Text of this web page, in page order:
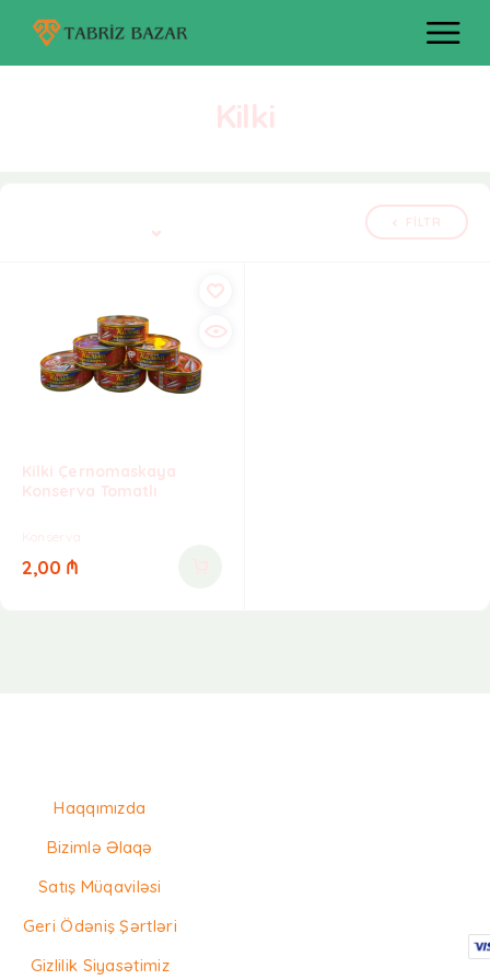
Kilki
FILTR
Kilki Çernomaskaya
Konserva Tomatlı
Konserva
2,00 ₼
Haqqımızda
Bizimlə Əlaqə
Satış Müqaviləsi
Geri Ödəniş Şərtləri
Gizlilik Siyasətimiz